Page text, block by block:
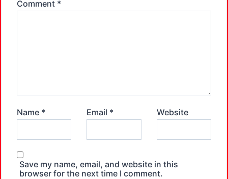
Comment *
Name * Email * Website
Save my name, email, and website in this
browser for the next time I comment.